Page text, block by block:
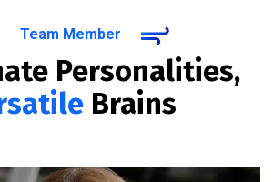
Team Member
Personalities,
Brains